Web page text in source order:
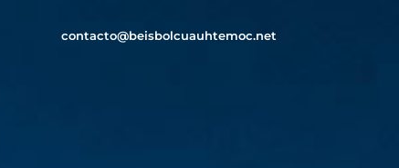
contacto@beisbolcuauhtemoc.net